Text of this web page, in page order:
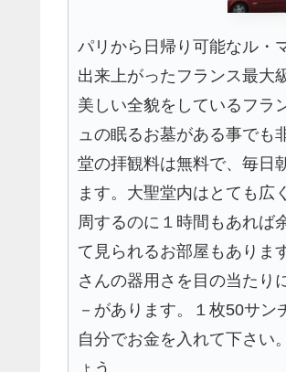
パリから日帰り可能なル・
出来上がったフランス最大
美しい全貌をしているフラ
ュの眠るお墓がある事でも
堂の拝観料は無料で、毎日
ます。大聖堂内はとても広
周するのに１時間もあれば
て見られるお部屋もありま
さんの器用さを目の当たり
－があります。１枚50サ
自分でお金を入れて下さい